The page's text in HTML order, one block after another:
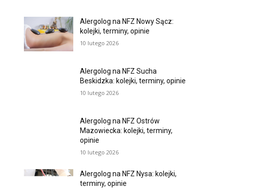
Alergolog na NFZ Nowy Sącz:
kolejki, terminy, opinie
10 lutego 2026
Alergolog na NFZ Sucha
Beskidzka: kolejki, terminy, opinie
10 lutego 2026
Alergolog na NFZ Ostrów
Mazowiecka: kolejki, terminy,
opinie
10 lutego 2026
Alergolog na NFZ Nysa: kolejki,
terminy, opinie